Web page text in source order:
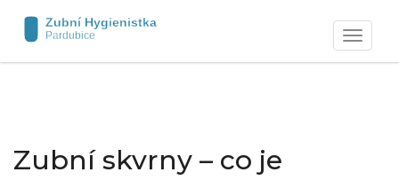
Zobrazit
navigaci
Zubní skvrny – co je